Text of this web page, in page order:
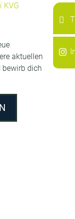
KVG
aktuellen
bewirb dich